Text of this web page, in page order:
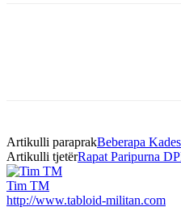
Artikulli paraprakBeberapa
Artikulli tjetërRapat Paripurna
Tim TM
http://www.tabloid-militan.com